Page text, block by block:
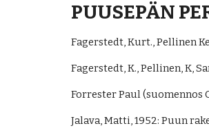
PUUSEPÄN
Fagerstedt, Kurt., Pellinen
Fagerstedt, K., Pellinen, K,
Forrester Paul (suomennos
Jalava, Matti, 1952: Puun